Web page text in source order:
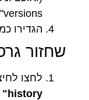
versions")
הגדירו
שחזור
לחצו
history"